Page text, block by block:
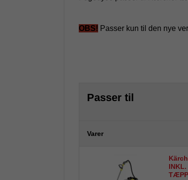
OBS! Passer kun til den nye
Passer til
Varer